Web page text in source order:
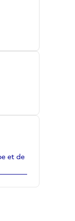
et de